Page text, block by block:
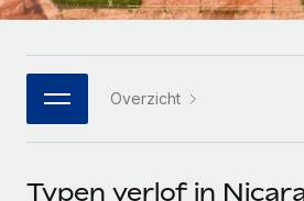
Integraties
WERK MET ONS SAMEN
Strategische
Een partner worden
Checklists en templates
Webinars
Português (Portugal)
日本語
한국어
Overzicht
Typen verlof in